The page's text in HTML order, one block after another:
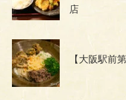
店
【大阪駅前